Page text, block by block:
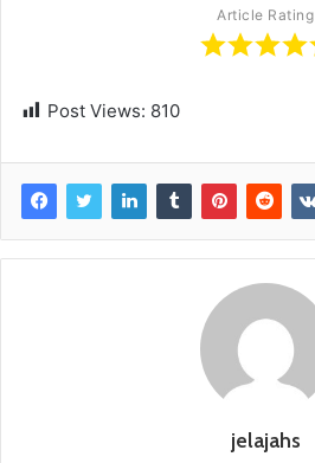
Article Rating
Post Views: 810
jelajahs